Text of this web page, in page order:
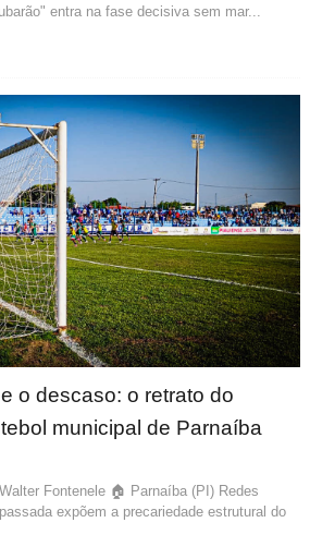
entra na fase decisiva sem mar...
o descaso: o retrato do
municipal de Parnaíba
Fontenele 🏠 Parnaíba (PI) Redes
expõem a precariedade estrutural do